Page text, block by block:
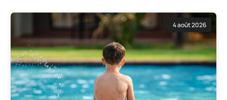
4 août 2026